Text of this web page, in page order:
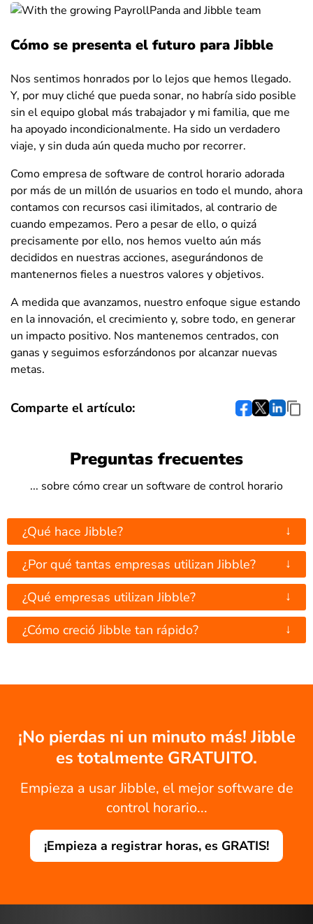
Cómo se presenta el futuro para Jibble
Nos sentimos honrados por lo lejos que hemos llegado.
Y, por muy cliché que pueda sonar, no habría sido posible
sin el equipo global más trabajador y mi familia, que me
ha apoyado incondicionalmente. Ha sido un verdadero
viaje, y sin duda aún queda mucho por recorrer.
Como empresa de software de control horario adorada
por más de un millón de usuarios en todo el mundo, ahora
contamos con recursos casi ilimitados, al contrario de
cuando empezamos. Pero a pesar de ello, o quizá
precisamente por ello, nos hemos vuelto aún más
decididos en nuestras acciones, asegurándonos de
mantenernos fieles a nuestros valores y objetivos.
A medida que avanzamos, nuestro enfoque sigue estando
en la innovación, el crecimiento y, sobre todo, en generar
un impacto positivo. Nos mantenemos centrados, con
ganas y seguimos esforzándonos por alcanzar nuevas
metas.
Comparte el artículo:
Preguntas frecuentes
... sobre cómo crear un software de control horario
¿Qué hace Jibble? ↓
¿Por qué tantas empresas utilizan Jibble? ↓
¿Qué empresas utilizan Jibble? ↓
¿Cómo creció Jibble tan rápido? ↓
¡No pierdas ni un minuto más! Jibble
es totalmente GRATUITO.
Empieza a usar Jibble, el mejor software de
control horario...
¡Empieza a registrar horas, es GRATIS!